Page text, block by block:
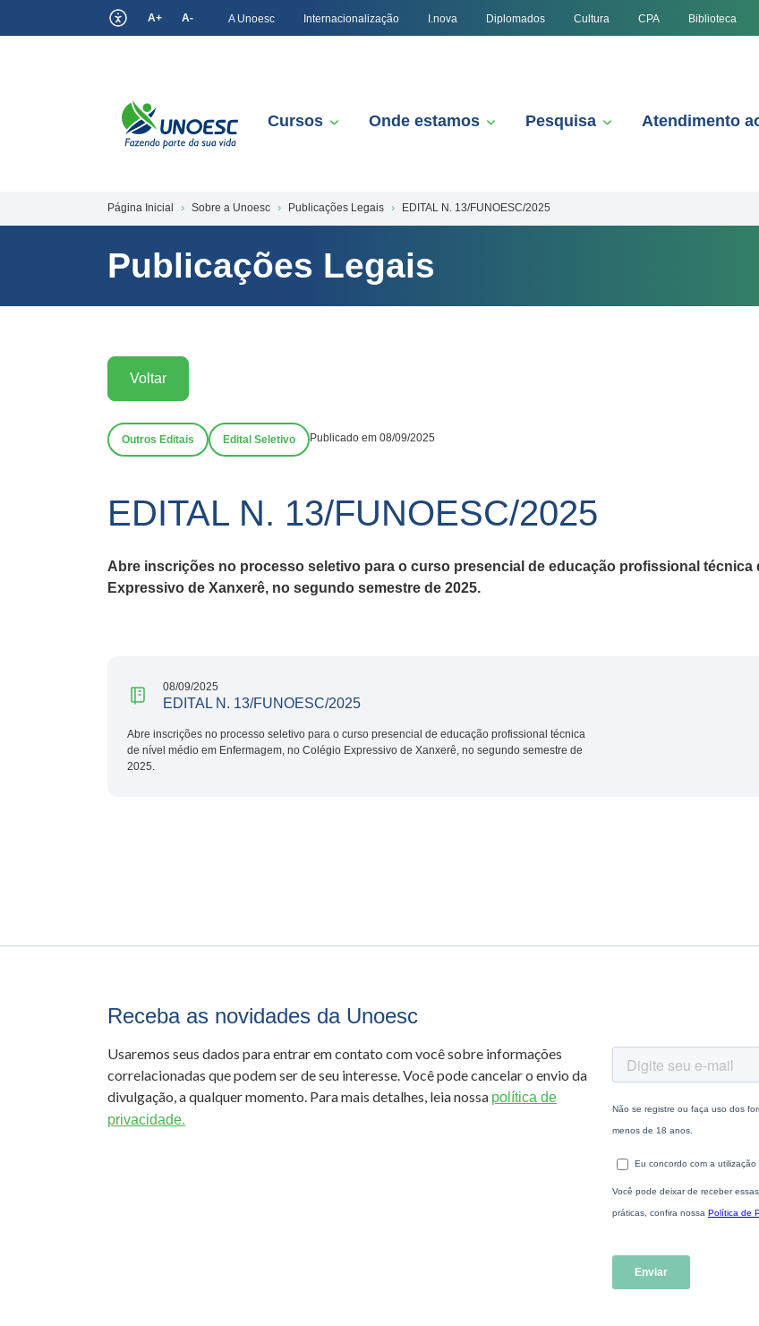
A+ A- A Unoesc Internacionalização I.nova Diplomados Cultura CPA Biblioteca
Cursos Onde estamos Pesquisa Atendimento
Página Inicial Sobre a Unoesc Publicações Legais EDITAL N. 13/FUNOESC/2025
Publicações Legais
Voltar
Outros Editais Edital Seletivo Publicado em 08/09/2025
EDITAL N. 13/FUNOESC/2025
Abre inscrições no processo seletivo para o curso presencial de educação profissional técnica
Expressivo de Xanxerê, no segundo semestre de 2025.
08/09/2025
EDITAL N. 13/FUNOESC/2025
Abre inscrições no processo seletivo para o curso presencial de educação profissional técnica
de nível médio em Enfermagem, no Colégio Expressivo de Xanxerê, no segundo semestre de
2025.
Receba as novidades da Unoesc
Usaremos seus dados para entrar em contato com você sobre informações
correlacionadas que podem ser de seu interesse. Você pode cancelar o envio da
divulgação, a qualquer momento. Para mais detalhes, leia nossa política de
privacidade.